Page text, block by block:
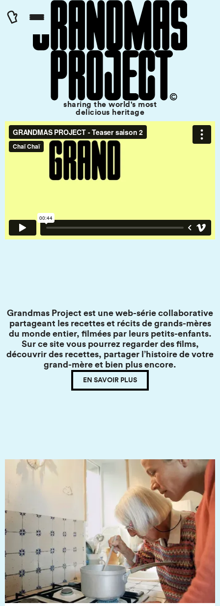
sharing the world's most
delicious heritage
Grandmas Project est une web-série collaborative
partageant les recettes et récits de grands-mères
du monde entier, filmées par leurs petits-enfants.
Sur ce site vous pourrez regarder des films,
découvrir des recettes, partager l’histoire de votre
grand-mère et bien plus encore.
EN SAVOIR PLUS
Panneau de gestion des cookies